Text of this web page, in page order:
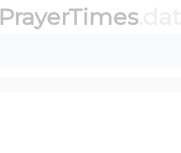
PrayerTimes.date